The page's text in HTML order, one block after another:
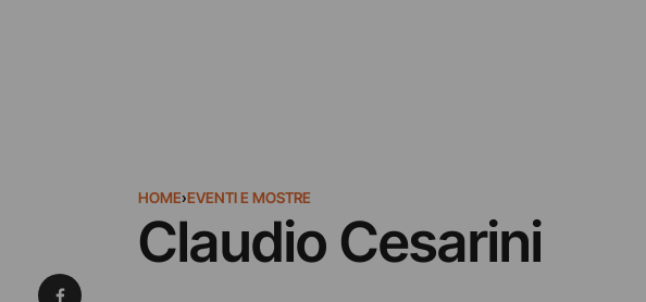
HOME›EVENTI E MOSTRE
Claudio Cesarini
Condividi su Facebook